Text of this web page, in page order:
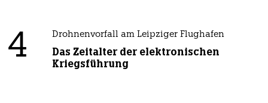
4 Drohnenvorfall am Leipziger Flughafen
Das Zeitalter der elektronischen
Kriegsführung